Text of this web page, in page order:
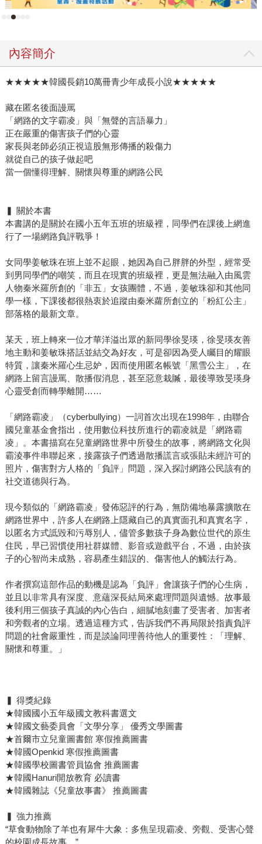
內容簡介
★★★★★韓國長銷10萬冊青少年成長小說★★★★★
藏在匿名後面謾罵
「網路的文字霸凌」與「無聲的言語暴力」
正在嚴重的傷害孩子們的心靈
家長與老師必須正視這股無形傳播的殺傷力
就從自己的孩子做起吧
當一個懂得理解、關懷與尊重的網路公民
▍ 關於本書
本書講的是關於在國小五年五班的班級裡，同學們在課後上網進
行了一場網路負評戰爭！
女同學姜敏珠在班上並不起眼，她因為自己胖胖的外型，經常受
到男同學們的嘲笑，而且在現實的班級裡，更是無法融入由風雲
人物秦米羅所創的「非五」女孩團體，不過，姜敏珠卻和其他同
學一樣，下課後都很熱衷於追蹤由秦米蘿所創立的「粉紅公主」
部落格的最新文章。
某天，班上轉來一位才華洋溢出眾的新同學徐旻瑛，徐旻瑛友善
地主動和姜敏珠搭話並結交為好友，可是卻因為受人矚目的耀眼
特質，讓秦米羅心生忌妒，因而使用匿名帳號「黑雪公主」，在
網路上留言謾罵、散播假消息，甚至惡意栽贓，最後導致旻瑛身
心靈受創而轉學離開……
「網路霸凌」（cyberbullying）一詞首次出現在1998年，由聯合
國兒童基金會指出，使用數位科技所進行的霸凌就是「網路霸
凌」。本書描寫在兒童網路世界中所發生的故事，將網路文化與
霸淩事件串聯起來，接露孩子們透過散播謊言或張貼未經許可的
照片，傷害對方人格的「負評」問題，深入探討網路公民該有的
社交道德與行為。
現今類似的「網路霸凌」發佈惡評的行為，無防備地暴露擴散在
網路世界中，許多人在網路上隱藏自己的真實面孔和真實名字，
以匿名方式詆毀和污辱別人，儘管多數孩子身為數位世代的原生
住民，早已習慣使用社群媒體、影音或遊戲平台，不過，由於孩
子的心智尚未成熟，容易產生錯誤的、傷害他人的觸法行為。
作者撰寫這部作品的動機是認為「負評」會讓孩子們的心生病，
並且以非常具有深度、意蘊深長結局來處理問題與遺憾。故事最
後利用三個孩子真誠的內心告白，細膩地刻畫了受害者、加害者
和旁觀者的立場。透過這種方式，告訴我們不再局限於指責負評
問題的社會嚴重性，而是談論同理善待他人的重要性：「理解、
關懷和尊重。」
▍ 得獎紀錄
★韓國國小五年級國文教科書選文
★韓國文藝委員會「文學分享」 優秀文學圖書
★首爾市立兒童圖書館 寒假推薦圖書
★韓國Openkid 寒假推薦圖書
★韓國學校圖書管員協會 推薦圖書
★韓國Hanuri開放教育 必讀書
★韓國雜誌《兒童故事書》 推薦圖書
▍ 強力推薦
“草食動物除了羊也有犀牛大象：多焦呈現霸凌、旁觀、受害心聲
的校園成長故事。”